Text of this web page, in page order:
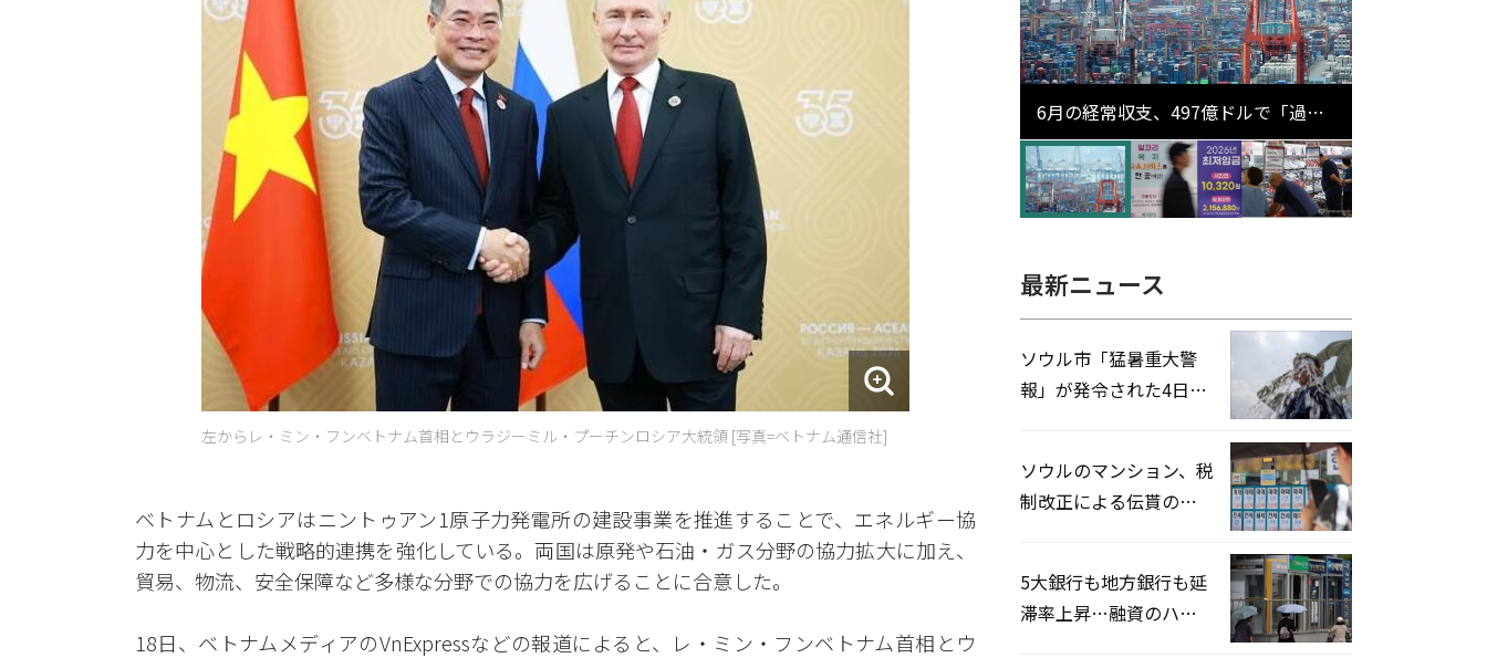
左からレ・ミン・フンベトナム首相とウラジーミル・プーチンロシア大統領 [写真=ベトナム通信社]
ベトナムとロシアはニントゥアン1原子力発電所の建設事業を推進することで、エネルギー協
力を中心とした戦略的連携を強化している。両国は原発や石油・ガス分野の協力拡大に加え、
貿易、物流、安全保障など多様な分野での協力を広げることに合意した。
18日、ベトナムメディアのVnExpressなどの報道によると、レ・ミン・フンベトナム首相とウ
6月の経常収支、497億ドルで「過去
最大」…輸出が初の1000億ドル突破
最新ニュース
ソウル市「猛暑重大警
報」が発令された4日、
ソウルのマンション、税
制改正による伝貰の月
5大銀行も地方銀行も延
滞率上昇…融資のハー